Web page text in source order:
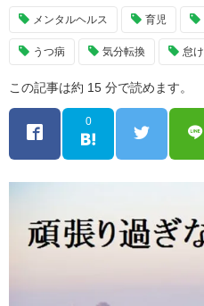
メンタルヘルス 育児
うつ病 気分転換 怠け
この記事は約 15 分で読めます。
0